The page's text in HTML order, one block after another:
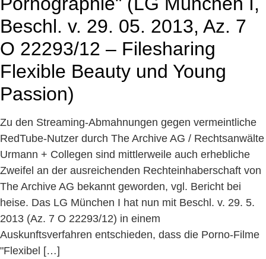
Beschl. v. 29. 05. 2013, Az. 7
O 22293/12 – Filesharing
Flexible Beauty und Young
Passion)
Zu den Streaming-Abmahnungen gegen vermeintliche
RedTube-Nutzer durch The Archive AG / Rechtsanwälte
Urmann + Collegen sind mittlerweile auch erhebliche
Zweifel an der ausreichenden Rechteinhaberschaft von
The Archive AG bekannt geworden, vgl. Bericht bei
heise. Das LG München I hat nun mit Beschl. v. 29. 5.
2013 (Az. 7 O 22293/12) in einem
Auskunftsverfahren entschieden, dass die Porno-Filme
"Flexibel […]